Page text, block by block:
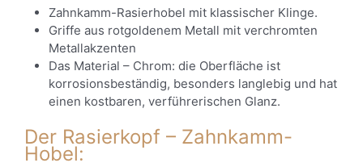
Zahnkamm-Rasierhobel mit klassischer Klinge.
Griffe aus rotgoldenem Metall mit verchromten
Metallakzenten
Das Material – Chrom: die Oberfläche ist
korrosionsbeständig, besonders langlebig und hat
einen kostbaren, verführerischen Glanz.
Der Rasierkopf – Zahnkamm-
Hobel: